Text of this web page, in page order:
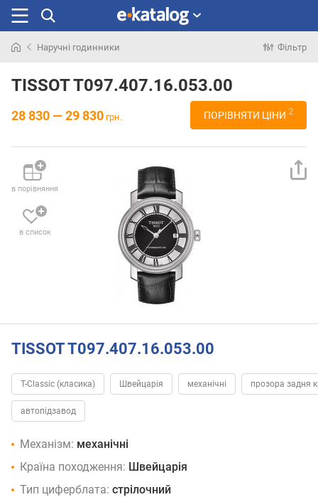
раніше
Наручні годинники Фільтр
TISSOT T097.407.16.053.00
28 830 — 29 830 грн. ПОРІВНЯТИ ЦІНИ 2
в порівняння
в список
TISSOT T097.407.16.053.00
T-Classic (класика) Швейцарія механічні прозора задня
автопідзавод
Механізм: механічні
Країна походження: Швейцарія
Тип циферблата: стрілочний